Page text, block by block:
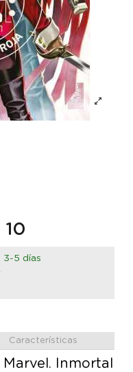
10
3-5 días
Características
Inmortal